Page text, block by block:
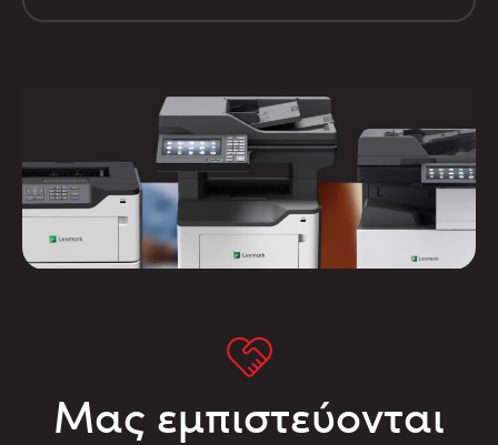
Μας εμπιστεύονται